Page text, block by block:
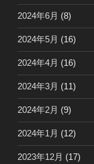
2024年6月 (8)
2024年5月 (16)
2024年4月 (16)
2024年3月 (11)
2024年2月 (9)
2024年1月 (12)
2023年12月 (17)